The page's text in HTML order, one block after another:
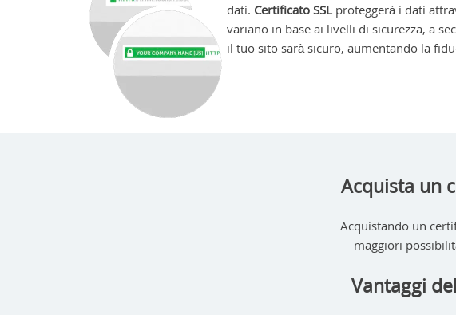
dati. Certificato SSLproteggerà i dati
variano in base ai livelli di sicurezza, a
il tuo sito sarà sicuro, aumentando la
Acquista un
Acquistando un
maggiori
Vantaggi